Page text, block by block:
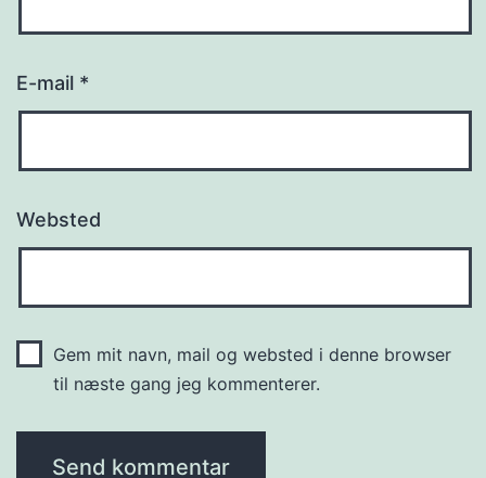
E-mail *
Websted
Gem mit navn, mail og websted i denne browser
til næste gang jeg kommenterer.